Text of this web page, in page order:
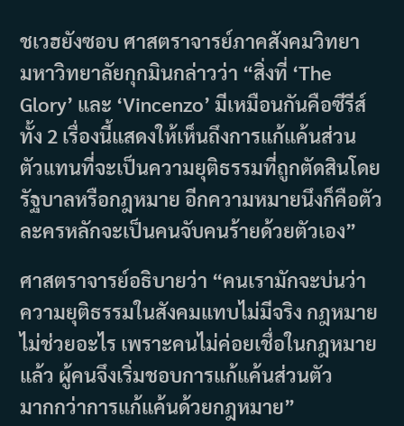
ชเวฮยังซอบ ศาสตราจารย์ภาคสังคมวิทยา
มหาวิทยาลัยกุกมินกล่าวว่า “สิ่งที่ ‘The
Glory’ และ ‘Vincenzo’ มีเหมือนกันคือซีรีส์
ทั้ง 2 เรื่องนี้แสดงให้เห็นถึงการแก้แค้นส่วน
ตัวแทนที่จะเป็นความยุติธรรมที่ถูกตัดสินโดย
รัฐบาลหรือกฎหมาย อีกความหมายนึงก็คือตัว
ละครหลักจะเป็นคนจับคนร้ายด้วยตัวเอง”
ศาสตราจารย์อธิบายว่า “คนเรามักจะบ่นว่า
ความยุติธรรมในสังคมแทบไม่มีจริง กฎหมาย
ไม่ช่วยอะไร เพราะคนไม่ค่อยเชื่อในกฎหมาย
แล้ว ผู้คนจึงเริ่มชอบการแก้แค้นส่วนตัว
มากกว่าการแก้แค้นด้วยกฎหมาย”